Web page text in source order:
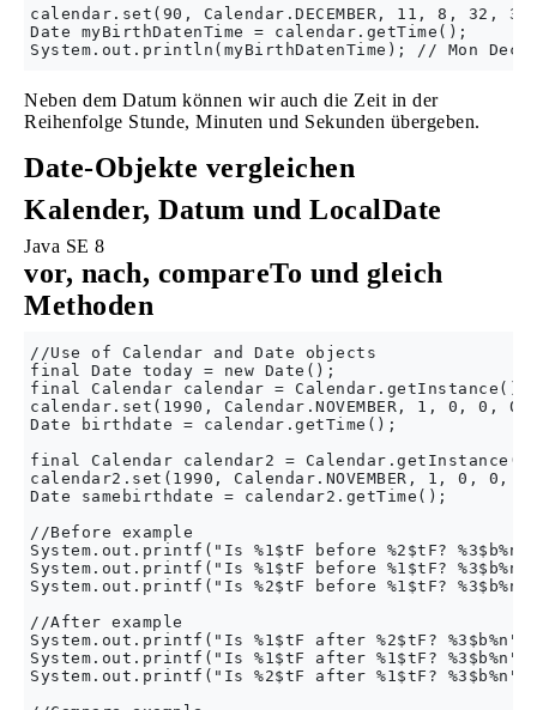
calendar.set(90, Calendar.DECEMBER, 11, 8, 32,
Date myBirthDatenTime = calendar.getTime();
Neben dem Datum können wir auch die Zeit in der
Reihenfolge Stunde, Minuten und Sekunden übergeben.
Date-Objekte vergleichen
Kalender, Datum und LocalDate
Java SE 8
vor, nach, compareTo und gleich
Methoden
//Use of Calendar and Date objects
final Date today = new Date();
final Calendar calendar = Calendar.getInstance();
calendar.set(1990, Calendar.NOVEMBER, 1, 0, 0,
Date birthdate = calendar.getTime();
final Calendar calendar2 =
calendar2.set(1990, Calendar.NOVEMBER, 1, 0, 0,
Date samebirthdate = calendar2.getTime();
//Before example
System.out.printf("Is %1$tF before %2$tF?
System.out.printf("Is %1$tF before %1$tF?
System.out.printf("Is %2$tF before %1$tF?
//After example
System.out.printf("Is %1$tF after %2$tF?
System.out.printf("Is %1$tF after %1$tF?
System.out.printf("Is %2$tF after %1$tF?